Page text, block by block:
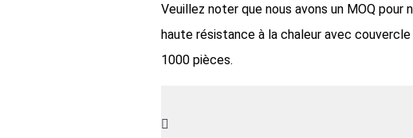
Veuillez noter que nous avons un MOQ
haute résistance à la chaleur avec
1000 pièces.